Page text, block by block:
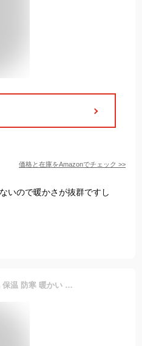
価格と在庫をAmazonでチェック >>
いので暖かさが抜群ですし
レディース ロングパンツ テーパード ストレッチ 裏起毛 保温 防寒 暖かい ロゴジャガード ポケット Dカン付き ゴルフウェア スポーツウェア FILA GOLF フィラゴルフ ベージュ グリーン ネイビー S M L LL 792300 秋 冬